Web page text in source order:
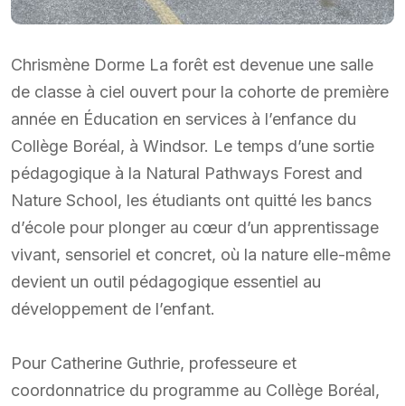
Chrismène Dorme La forêt est devenue une salle
de classe à ciel ouvert pour la cohorte de première
année en Éducation en services à l’enfance du
Collège Boréal, à Windsor. Le temps d’une sortie
pédagogique à la Natural Pathways Forest and
Nature School, les étudiants ont quitté les bancs
d’école pour plonger au cœur d’un apprentissage
vivant, sensoriel et concret, où la nature elle-même
devient un outil pédagogique essentiel au
développement de l’enfant.
Pour Catherine Guthrie, professeure et
coordonnatrice du programme au Collège Boréal,